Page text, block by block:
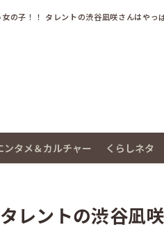
女の子！！ タレントの渋谷凪咲さんはやっ
ンタメ＆カルチャー くらしネタ
レントの渋谷凪